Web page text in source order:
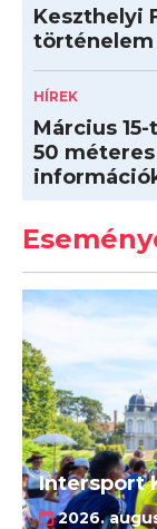
Keszthelyi
történelem
HÍREK
Március
50
Intersport
2026.